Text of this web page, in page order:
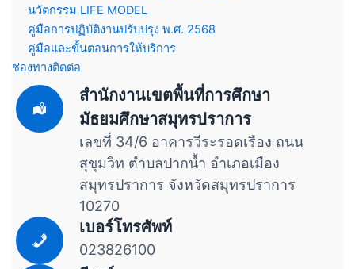
นวัตกรรม LIFE MODEL
คู่มือการปฏิบัติงานปรับปรุง พ.ศ. 2568
คู่มือและขั้นตอนการให้บริการ
ช่องทางติดต่อ
สำนักงานเขตพื้นที่การศึกษา
มัธยมศึกษาสมุทรปราการ
เลขที่ 34/6 อาคารวีระรอดเรือง ถนน
สุขุมวิท ตำบลปากน้ำ อำเภอเมือง
สมุทรปราการ จังหวัดสมุทรปราการ
10270
เบอร์โทรศัพท์
023826100